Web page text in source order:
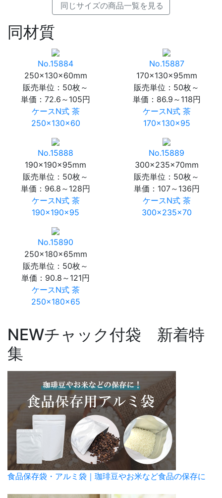
同じサイズの商品一覧を見る
同材質
No.15884
250×130×60mm
販売単位：50枚～
単価： 72.6～105円
ケースN式 茶
250×130×60
No.15887
170×130×95mm
販売単位：50枚～
単価： 86.9～118円
ケースN式 茶
170×130×95
No.15888
190×190×95mm
販売単位：50枚～
単価： 96.8～128円
ケースN式 茶
190×190×95
No.15889
300×235×70mm
販売単位：50枚～
単価： 107～136円
ケースN式 茶
300×235×70
No.15890
250×180×65mm
販売単位：50枚～
単価： 90.8～121円
ケースN式 茶
250×180×65
NEWチャック付袋 新着特
集
食品保存袋・アルミ袋｜珈琲豆やお米など食品の保存に